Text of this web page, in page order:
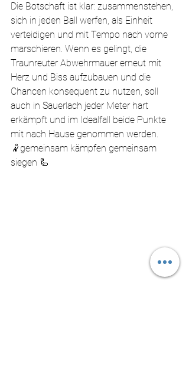
Die Botschaft ist klar: zusammenstehen,
sich in jeden Ball werfen, als Einheit
verteidigen und mit Tempo nach vorne
marschieren. Wenn es gelingt, die
Traunreuter Abwehrmauer erneut mit
Herz und Biss aufzubauen und die
Chancen konsequent zu nutzen, soll
auch in Sauerlach jeder Meter hart
erkämpft und im Idealfall beide Punkte
mit nach Hause genommen werden.
🤾gemeinsam kämpfen gemeinsam
siegen 🦾